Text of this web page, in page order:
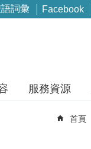
詞彙 Facebook
服務資源
首頁